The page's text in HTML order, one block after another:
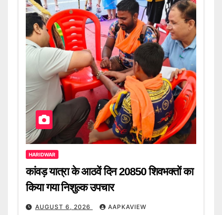
HARIDWAR
कांवड़ यात्रा के आठवें दिन 20850 शिवभक्तों का
किया गया निशुल्क उपचार
AUGUST 6, 2026 AAPKAVIEW